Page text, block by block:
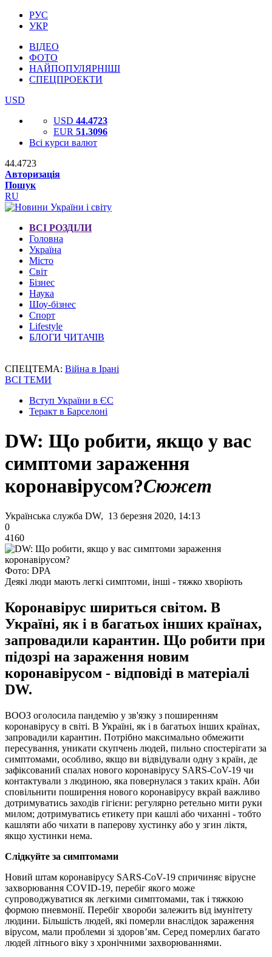
РУС
УКР
ВІДЕО
ФОТО
НАЙПОПУЛЯРНІШІ
СПЕЦПРОЕКТИ
USD
USD 44.4723
EUR 51.3096
Всі курси валют
44.4723
Авторизація
Пошук
RU
ВСІ РОЗДІЛИ
Головна
Україна
Місто
Світ
Бізнес
Наука
Шоу-бізнес
Спорт
Lifestyle
БЛОГИ ЧИТАЧІВ
СПЕЦТЕМА: Війна в Ірані
ВСІ ТЕМИ
Вступ України в ЄС
Теракт в Барселоні
DW: Що робити, якщо у вас
симптоми зараження
коронавірусом?Сюжет
Українська служба DW, 13 березня 2020, 14:13
0
4160
Фото: DPA
Деякі люди мають легкі симптоми, інші - тяжко хворіють
Коронавірус шириться світом. В
Україні, як і в багатьох інших країнах,
запровадили карантин. Що робити при
підозрі на зараження новим
коронавірусом - відповіді в матеріалі
DW.
ВООЗ оголосила пандемію у зв'язку з поширенням
коронавірусу в світі. В Україні, як і в багатьох інших країнах,
запровадили карантин. Потрібно максимально обмежити
пересування, уникати скупчень людей, пильно спостерігати за
симптомами, особливо, якщо ви відвідували одну з країн, де
зафіксований спалах нового коронавірусу SARS-CoV-19 чи
контактували з людиною, яка повернулася з таких країн. Аби
сповільнити поширення нового коронавірусу вкрай важливо
дотримуватись заходів гігієни: регулярно ретельно мити руки
милом; дотримуватись етикету при кашлі або чиханні - тобто
кашляти або чихати в паперову хустинку або у згин ліктя,
якщо хустинки нема.
Слідкуйте за симптомами
Новий штам коронавірусу SARS-CoV-19 спричиняє вірусне
захворювання COVID-19, перебіг якого може
супроводжуватися як легкими симптомами, так і тяжкою
формою пневмонії. Перебіг хвороби залежить від імунітету
людини. Більшість людей, які померли внаслідок зараження
вірусом, мали проблеми зі здоров’ям. Серед померлих багато
людей літнього віку з хронічними захворюваннями.